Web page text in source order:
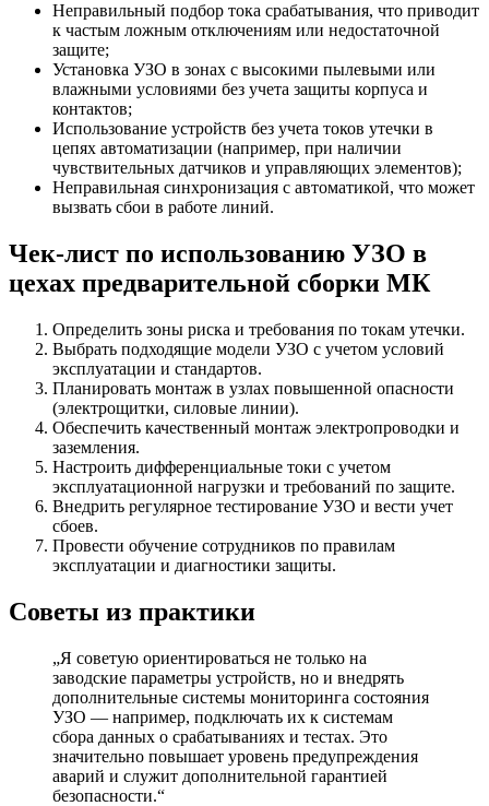
Неправильный подбор тока срабатывания, что приводит
к частым ложным отключениям или недостаточной
защите;
Установка УЗО в зонах с высокими пылевыми или
влажными условиями без учета защиты корпуса и
контактов;
Использование устройств без учета токов утечки в
цепях автоматизации (например, при наличии
чувствительных датчиков и управляющих элементов);
Неправильная синхронизация с автоматикой, что может
вызвать сбои в работе линий.
Чек-лист по использованию УЗО в
цехах предварительной сборки МК
Определить зоны риска и требования по токам утечки.
Выбрать подходящие модели УЗО с учетом условий
эксплуатации и стандартов.
Планировать монтаж в узлах повышенной опасности
(электрощитки, силовые линии).
Обеспечить качественный монтаж электропроводки и
заземления.
Настроить дифференциальные токи с учетом
эксплуатационной нагрузки и требований по защите.
Внедрить регулярное тестирование УЗО и вести учет
сбоев.
Провести обучение сотрудников по правилам
эксплуатации и диагностики защиты.
Советы из практики
„Я советую ориентироваться не только на
заводские параметры устройств, но и внедрять
дополнительные системы мониторинга состояния
УЗО — например, подключать их к системам
сбора данных о срабатываниях и тестах. Это
значительно повышает уровень предупреждения
аварий и служит дополнительной гарантией
безопасности.“